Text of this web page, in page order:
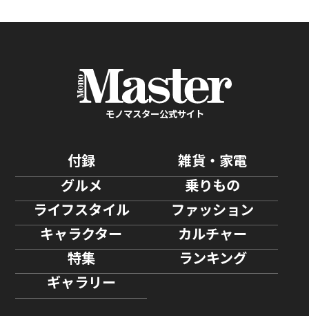
モノマスター公式サイト
付録
雑貨・家電
グルメ
乗りもの
ライフスタイル
ファッション
キャラクター
カルチャー
特集
ランキング
ギャラリー